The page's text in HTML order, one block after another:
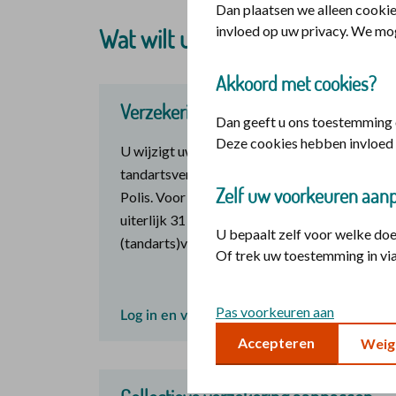
Wat wilt u doen?
Verzekering aanpassen
U wijzigt uw basis-, aanvullende of
tandartsverzekering makkelijk zelf in Mijn |
Polis. Voor de basisverzekering doet u dit
uiterlijk 31 december. Voor uw aanvullende
(tandarts)verzekering uiterlijk 31 januari.
Log in en verander uw verzekering
Dan plaatsen we alleen
invloed op uw privacy. We
Akkoord met cookies?
Dan geeft u ons
Deze cookies hebben
Zelf uw voorkeuren
U bepaalt zelf voor welke
Of trek uw toestemming in
Pas voorkeuren aan
Accepteren